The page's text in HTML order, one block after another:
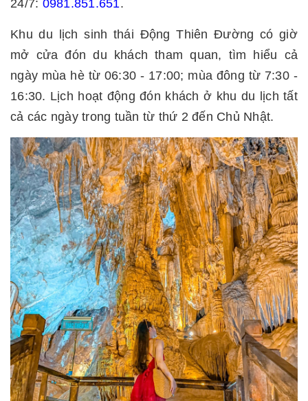
24/7: 0981.851.651.
Khu du lịch sinh thái Động Thiên Đường có giờ
mở cửa đón du khách tham quan, tìm hiểu cả
ngày mùa hè từ 06:30 - 17:00; mùa đông từ 7:30 -
16:30. Lịch hoạt động đón khách ở khu du lịch tất
cả các ngày trong tuần từ thứ 2 đến Chủ Nhật.